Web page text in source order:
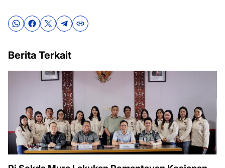
Berita Terkait